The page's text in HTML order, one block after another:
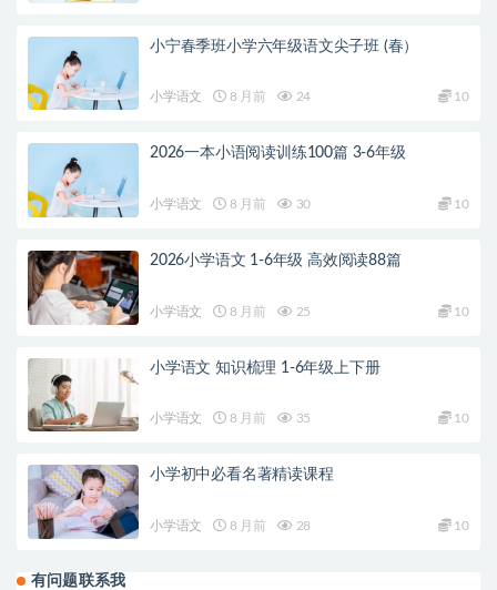
小宁春季班小学六年级语文尖子班 (春）
小学语文 8 月前 24 10
2026一本小语阅读训练100篇 3-6年级
小学语文 8 月前 30 10
2026小学语文 1-6年级 高效阅读88篇
小学语文 8 月前 25 10
小学语文 知识梳理 1-6年级上下册
小学语文 8 月前 35 10
小学初中必看名著精读课程
小学语文 8 月前 28 10
有问题联系我